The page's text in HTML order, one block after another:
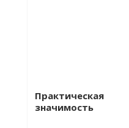
Практическая
значимость